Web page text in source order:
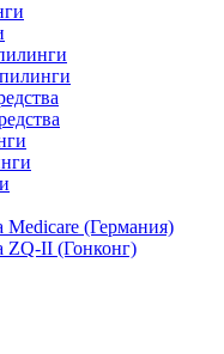
(Германия)
ZQ-II (Гонконг)